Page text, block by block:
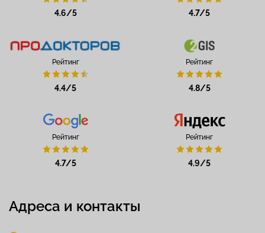
4.6/5 4.7/5
Рейтинг
4.4/5
Рейтинг
4.8/5
Рейтинг
4.7/5
Рейтинг
4.9/5
Адреса и контакты